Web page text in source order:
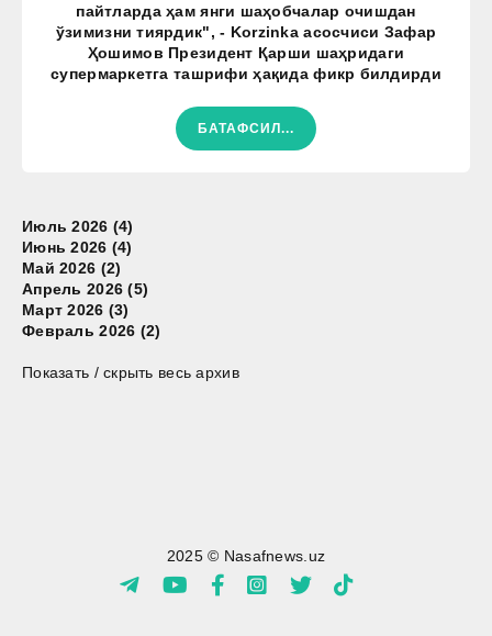
пайтларда ҳам янги шаҳобчалар очишдан
ўзимизни тиярдик", - Korzinka асосчиси Зафар
Ҳошимов Президент Қарши шаҳридаги
супермаркетга ташрифи ҳақида фикр билдирди
БАТАФСИЛ...
Июль 2026 (4)
Июнь 2026 (4)
Май 2026 (2)
Апрель 2026 (5)
Март 2026 (3)
Февраль 2026 (2)
Показать / скрыть весь архив
2025 © Nasafnews.uz